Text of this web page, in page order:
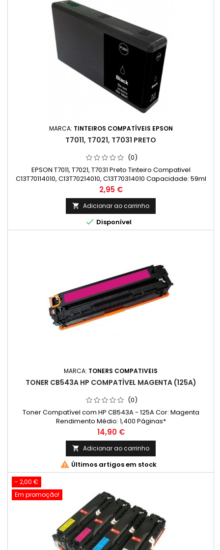
MARCA: TINTEIROS COMPATÍVEIS EPSON
T7011, T7021, T7031 PRETO
(0)
EPSON T7011, T7021, T7031 Preto Tinteiro Compativel
C13T70114010, C13T70214010, C13T70314010 Capacidade: 59ml
Preço
2,95 €
 Adicionar ao carrinho
 Disponível
MARCA: TONERS COMPATIVEIS
TONER CB543A HP COMPATÍVEL MAGENTA (125A)
(0)
Toner Compatível com HP CB543A - 125A Cor: Magenta
Rendimento Médio: 1,400 Páginas*
Preço
14,90 €
 Adicionar ao carrinho
 Últimos artigos em stock
- 2,00 €
Em promoção!